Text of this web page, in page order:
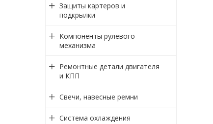
Защиты картеров и
подкрылки
Компоненты рулевого
механизма
Ремонтные детали двигателя
и КПП
Свечи, навесные ремни
Система охлаждения